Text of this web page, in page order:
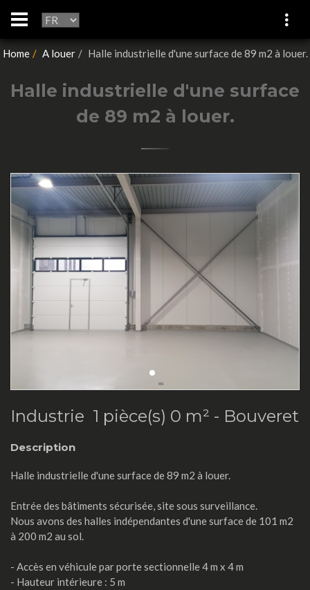
Home A louer Halle industrielle d'une surface de 89 m2 à louer.
Halle industrielle d'une surface
de 89 m2 à louer.
Industrie 1 pièce(s) 0 m² - Bouveret
Description
Halle industrielle d'une surface de 89 m2 à louer.
Entrée des bâtiments sécurisée, site sous surveillance.
Nous avons des halles indépendantes d'une surface de 101 m2
à 200 m2 au sol.
- Accès en véhicule par porte sectionnelle 4 m x 4 m
- Hauteur intérieure : 5 m